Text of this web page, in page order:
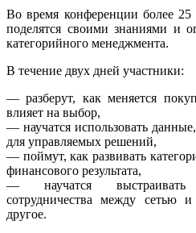
Во время конференции более
поделятся своими знаниями и
категорийного менеджмента.
В течение двух дней участники:
— разберут, как меняется
влияет на выбор,
— научатся использовать
для управляемых решений,
— поймут, как развивать
финансового результата,
— научатся выстраивать
сотрудничества между сетью
другое.